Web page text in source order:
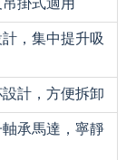
掛式適用
，集中提升吸
計，方便拆卸
承馬達，寧靜